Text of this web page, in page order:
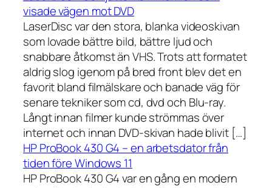
visade vägen mot DVD
LaserDisc var den stora, blanka videoskivan
som lovade bättre bild, bättre ljud och
snabbare åtkomst än VHS. Trots att formatet
aldrig slog igenom på bred front blev det en
favorit bland filmälskare och banade väg för
senare tekniker som cd, dvd och Blu-ray.
Långt innan filmer kunde strömmas över
internet och innan DVD-skivan hade blivit […]
HP ProBook 430 G4 – en arbetsdator från
tiden före Windows 11
HP ProBook 430 G4 var en gång en modern